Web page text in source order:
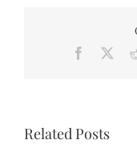
Facebook
Related Posts